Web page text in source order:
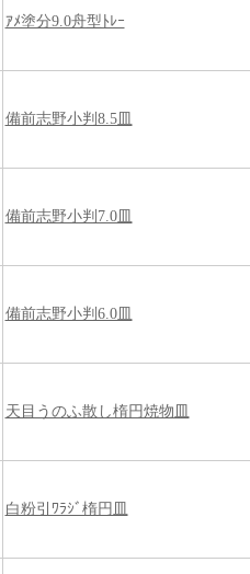
ｱﾒ塗分9.0舟型ﾄﾚｰ
備前志野小判8.5皿
備前志野小判7.0皿
備前志野小判6.0皿
天目うのふ散し楕円焼物皿
白粉引ﾜﾗｼﾞ楕円皿